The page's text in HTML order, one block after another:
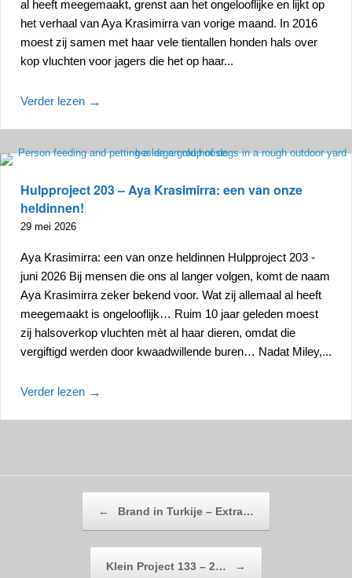
al heeft meegemaakt, grenst aan het ongelooflijke en lijkt op
het verhaal van Aya Krasimirra van vorige maand. In 2016
moest zij samen met haar vele tientallen honden hals over
kop vluchten voor jagers die het op haar...
Verder lezen →
Hulpproject 203 – Aya Krasimirra: een van onze
heldinnen!
29 mei 2026
Aya Krasimirra: een van onze heldinnen Hulpproject 203 -
juni 2026 Bij mensen die ons al langer volgen, komt de naam
Aya Krasimirra zeker bekend voor. Wat zij allemaal al heeft
meegemaakt is ongelooflijk… Ruim 10 jaar geleden moest
zij halsoverkop vluchten mèt al haar dieren, omdat die
vergiftigd werden door kwaadwillende buren… Nadat Miley,...
Verder lezen →
← Brand in Turkije – Extra…
Klein Project 133 – 2… →